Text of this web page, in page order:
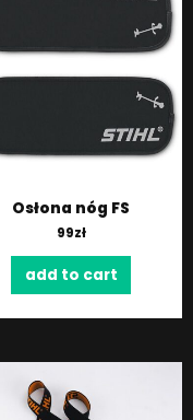
Osłona nóg FS
99zł
add to cart